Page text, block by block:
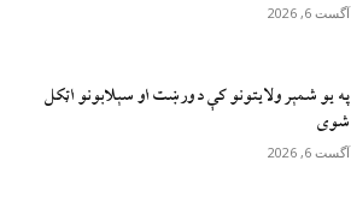
آگست 6, 2026
په یو شمېر ولایتونو کې د ورښت او سېلابونو اټکل
شوی
آگست 6, 2026